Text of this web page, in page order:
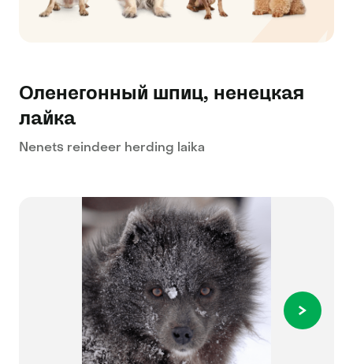
Оленегонный шпиц, ненецкая
лайка
Nenets reindeer herding laika